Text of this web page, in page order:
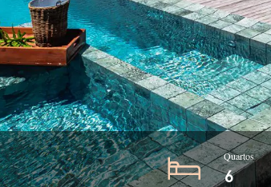
Quartos
6